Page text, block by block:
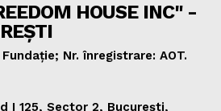
HOUSE INC" -
Nr. înregistrare: AOT.
I 125, Sector 2, București,